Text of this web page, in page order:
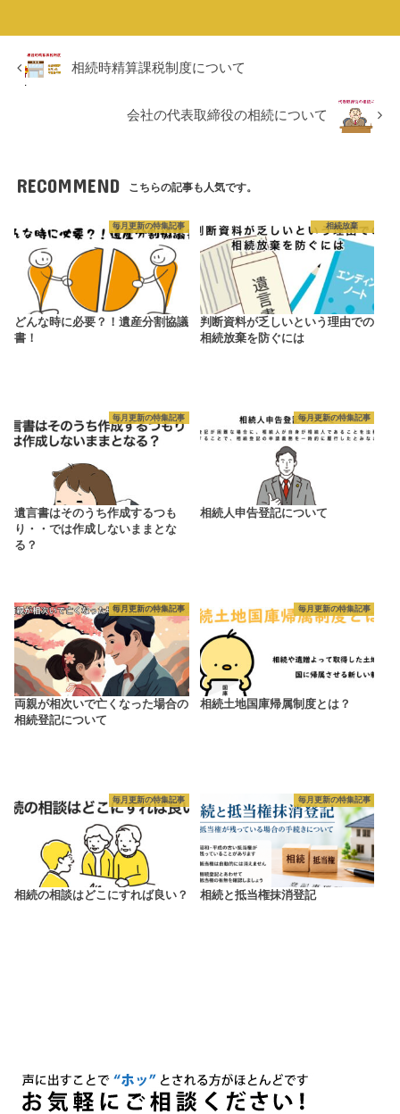
相続時精算課税制度について
会社の代表取締役の相続について
RECOMMEND こちらの記事も人気です。
毎月更新の特集記事
どんな時に必要？！遺産分割協議
書！
相続放棄
判断資料が乏しいという理由での
相続放棄を防ぐには
毎月更新の特集記事
遺言書はそのうち作成するつも
り・・では作成しないままとな
る？
毎月更新の特集記事
相続人申告登記について
毎月更新の特集記事
両親が相次いで亡くなった場合の
相続登記について
毎月更新の特集記事
相続土地国庫帰属制度とは？
毎月更新の特集記事
相続の相談はどこにすれば良い？
毎月更新の特集記事
相続と抵当権抹消登記